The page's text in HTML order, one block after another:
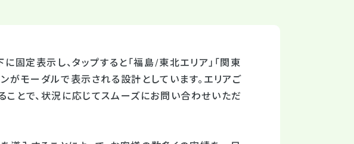
固定表示し、タップすると「福島/東北エリア」「関東
がモーダルで表示される設計としています。エリアご
ことで、状況に応じてスムーズにお問い合わせいただ